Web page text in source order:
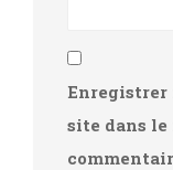
Enregistrer
site dans